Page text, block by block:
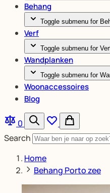
Behang
Toggle submenu for
Verf
Toggle submenu for
Wandplanken
Toggle submenu for
Woonaccessoires
Blog
0
Search
Home
Behang Porto zee